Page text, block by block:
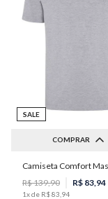
SALE
COMPRAR
P M G
R$139,90 R$ 83, 94
1x de R$83 94